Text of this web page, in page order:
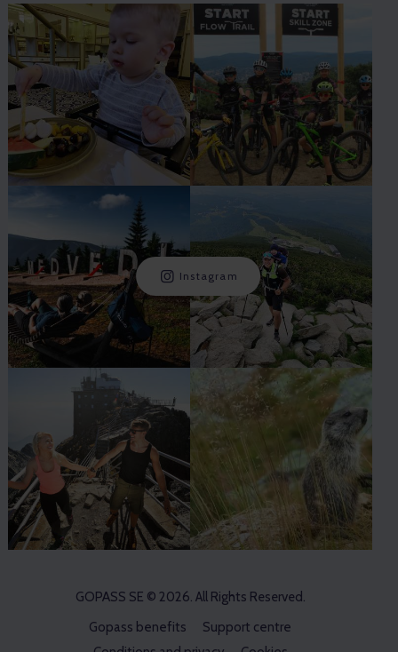
Instagram
GOPASS SE © 2026. All Rights Reserved.
Gopass benefits
Support centre